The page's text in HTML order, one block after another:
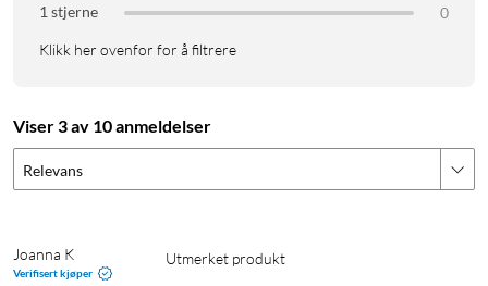
1 stjerne
0
Klikk her ovenfor for å filtrere
Viser 3 av 10 anmeldelser
Relevans
Joanna K
Verifisert kjøper
Utmerket produkt